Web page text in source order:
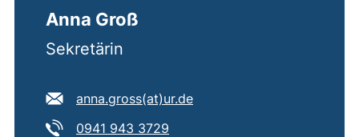
Anna Groß
Sekretärin
E-Mail Adresse:
anna.gross​(at)​ur.de(öffnet Ihr E-Mail-
Tel:
0941 943 3729